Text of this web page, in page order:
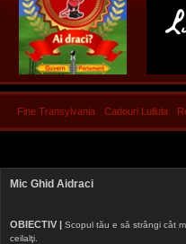
Fine Transylvania Cadouri Lullula
Mic Ghid Aidraci
OBIECTIV | Scopul tău e să strângi cât
ceilalţi.